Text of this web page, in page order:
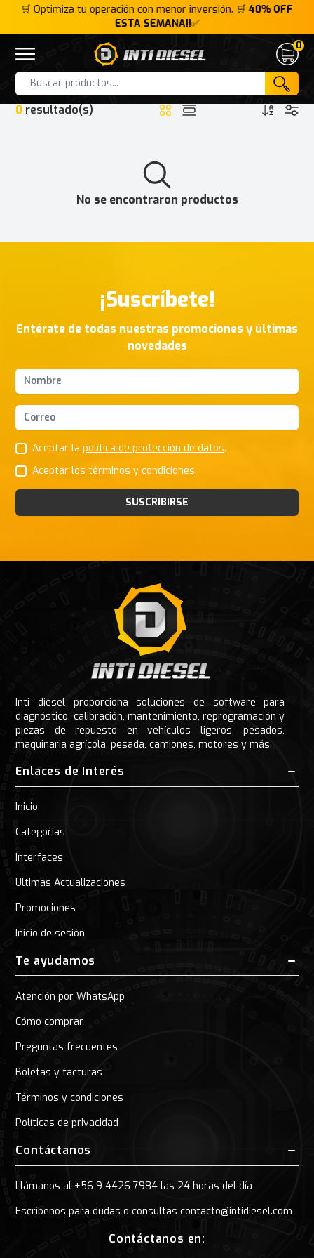
🛒 Optimiza tu operación con menor inversión. 🛒40% OFF
ESTA SEMANA!!✅
Open menu
Inti Diesel
Cart
0
HOME INTERFACE
Products
0 resultado(s)
No se encontraron productos
¡Suscríbete!
Entérate de todas nuestras promociones y últimas
novedades
Nombres y apellidos
Correo Electrónico
Aceptar lapolítica de protección de datos.
Aceptar lostérminos y condiciones.
SUSCRIBIRSE
Inti diesel proporciona soluciones de software para
diagnóstico, calibración, mantenimiento, reprogramación y
piezas de repuesto en vehículos ligeros, pesados,
maquinaria agrícola, pesada, camiones, motores y más.
Enlaces de Interés
Inicio
Categorias
Interfaces
Ultimas Actualizaciones
Promociones
Inicio de sesión
Te ayudamos
Atención por WhatsApp
Cómo comprar
Preguntas frecuentes
Boletas y facturas
Términos y condiciones
Políticas de privacidad
Contáctanos
Llámanos al +56 9 4426 7984 las 24 horas del día
Escríbenos para dudas o consultas contacto@intidiesel.com
Contáctanos en: